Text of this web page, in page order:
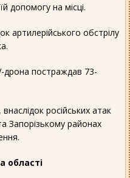
допомогу на місці.
артилерійського обстрілу
дрона постраждав 73-
російських атак
Запорізькому районах
області